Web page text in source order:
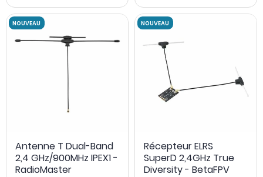
Antenne T Dual-Band
2,4 GHz/900MHz IPEX1 -
RadioMaster
Récepteur ELRS
SuperD 2,4GHz True
Diversity - BetaFPV